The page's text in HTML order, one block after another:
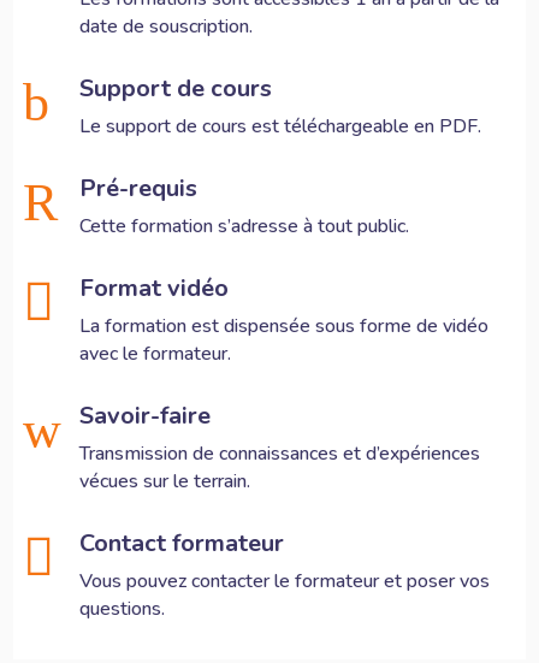
date de souscription.
b Support de cours
Le support de cours est téléchargeable en PDF.
R Pré-requis
Cette formation s’adresse à tout public.
 Format vidéo
La formation est dispensée sous forme de vidéo
avec le formateur.
w Savoir-faire
Transmission de connaissances et d’expériences
vécues sur le terrain.
 Contact formateur
Vous pouvez contacter le formateur et poser vos
questions.